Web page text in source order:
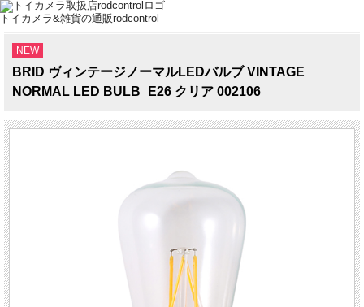
トイカメラ&雑貨の通販rodcontrol
NEW
BRID ヴィンテージノーマルLEDバルブ VINTAGE
NORMAL LED BULB_E26 クリア 002106